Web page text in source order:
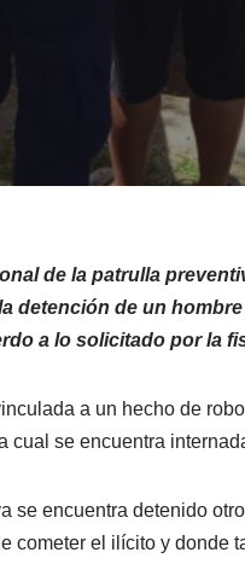
de la patrulla
detención de un
a lo solicitado por la
a un hecho de
cual se encuentra
se encuentra detenido
cometer el ilícito y donde